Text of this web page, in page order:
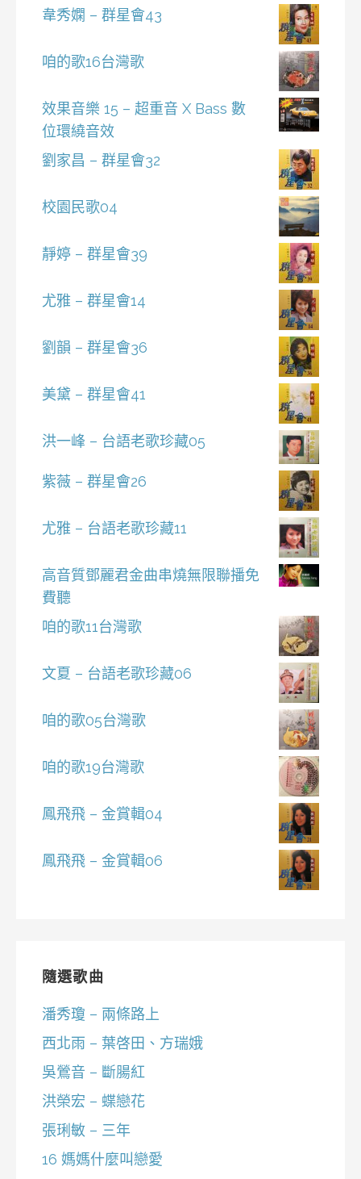
韋秀嫻 – 群星會43
咱的歌16台灣歌
效果音樂 15 – 超重音 X Bass 數
位環繞音效
劉家昌 – 群星會32
校園民歌04
靜婷 – 群星會39
尤雅 – 群星會14
劉韻 – 群星會36
美黛 – 群星會41
洪一峰 – 台語老歌珍藏05
紫薇 – 群星會26
尤雅 – 台語老歌珍藏11
高音質鄧麗君金曲串燒無限聯播免
費聽
咱的歌11台灣歌
文夏 – 台語老歌珍藏06
咱的歌05台灣歌
咱的歌19台灣歌
鳳飛飛 – 金賞輯04
鳳飛飛 – 金賞輯06
隨選歌曲
潘秀瓊 – 兩條路上
西北雨 – 葉啓田、方瑞娥
吳鶯音 – 斷腸紅
洪榮宏 – 蝶戀花
張琍敏 – 三年
16 媽媽什麼叫戀愛